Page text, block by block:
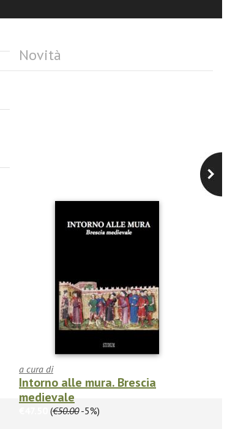
a cura di
Intorno alle mura. Brescia
medievale
(€50.00-5%)
Novità